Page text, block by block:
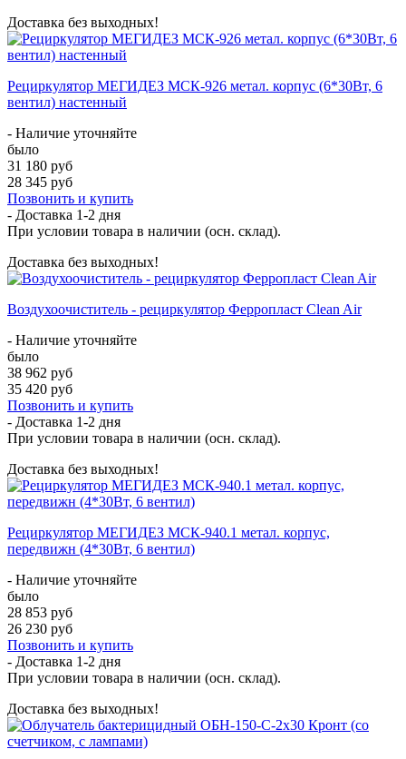
Доставка без выходных!
Рециркулятор МЕГИДЕЗ МСК-926 метал. корпус (6*30Вт, 6
вентил) настенный
- Наличие уточняйте
было
31 180 руб
28 345 руб
Позвонить и купить
- Доставка 1-2 дня
При условии товара в наличии (осн. склад).
Доставка без выходных!
Воздухоочиститель - рециркулятор Ферропласт Clean Air
- Наличие уточняйте
было
38 962 руб
35 420 руб
Позвонить и купить
- Доставка 1-2 дня
При условии товара в наличии (осн. склад).
Доставка без выходных!
Рециркулятор МЕГИДЕЗ МСК-940.1 метал. корпус,
передвижн (4*30Вт, 6 вентил)
- Наличие уточняйте
было
28 853 руб
26 230 руб
Позвонить и купить
- Доставка 1-2 дня
При условии товара в наличии (осн. склад).
Доставка без выходных!